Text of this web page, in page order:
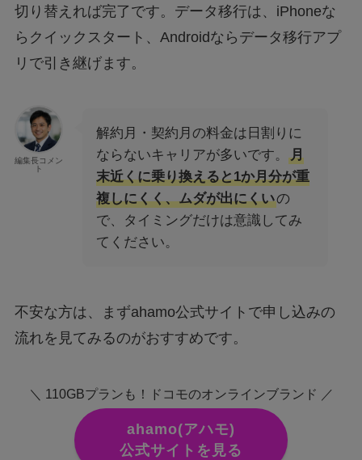
切り替えれば完了です。データ移行は、iPhoneな
らクイックスタート、Androidならデータ移行アプ
リで引き継げます。
編集長コメン
ト
解約月・契約月の料金は日割りに
ならないキャリアが多いです。
月
末近くに乗り換えると1か月分が重
複しにくく、ムダが出にくいの
で、タイミングだけは意識してみ
てください。
不安な方は、まずahamo公式サイトで申し込みの
流れを見てみるのがおすすめです。
＼ 110GBプランも！ドコモのオンラインブランド ／
ahamo(アハモ)
公式サイトを見る